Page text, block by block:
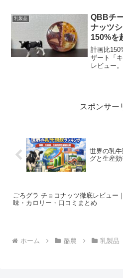
す。
乳製品
QBBチ
ナッツ
150%を
計画比
ザート「
レビュー
スポンサー
世界の乳
グと生産効
ごろグラ チョコナッツ徹底レビュー｜
味・カロリー・口コミまとめ
ホーム 酪農 乳製品